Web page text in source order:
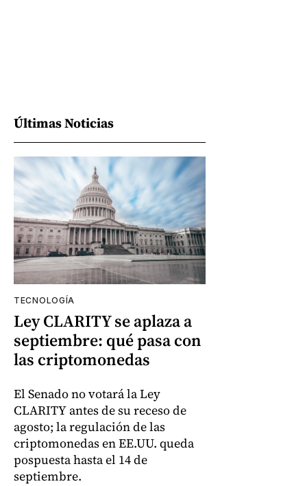
Últimas Noticias
TECNOLOGÍA
Ley CLARITY se aplaza a
septiembre: qué pasa con
las criptomonedas
El Senado no votará la Ley
CLARITY antes de su receso de
agosto; la regulación de las
criptomonedas en EE.UU. queda
pospuesta hasta el 14 de
septiembre.